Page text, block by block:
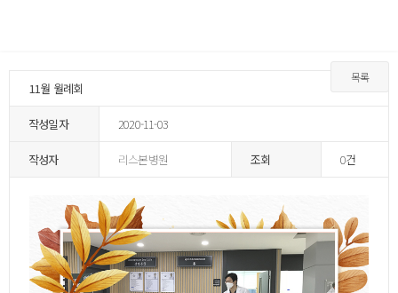
목록
11월 월례회
작성일자 2020-11-03
작성자 리스본병원 조회 0건